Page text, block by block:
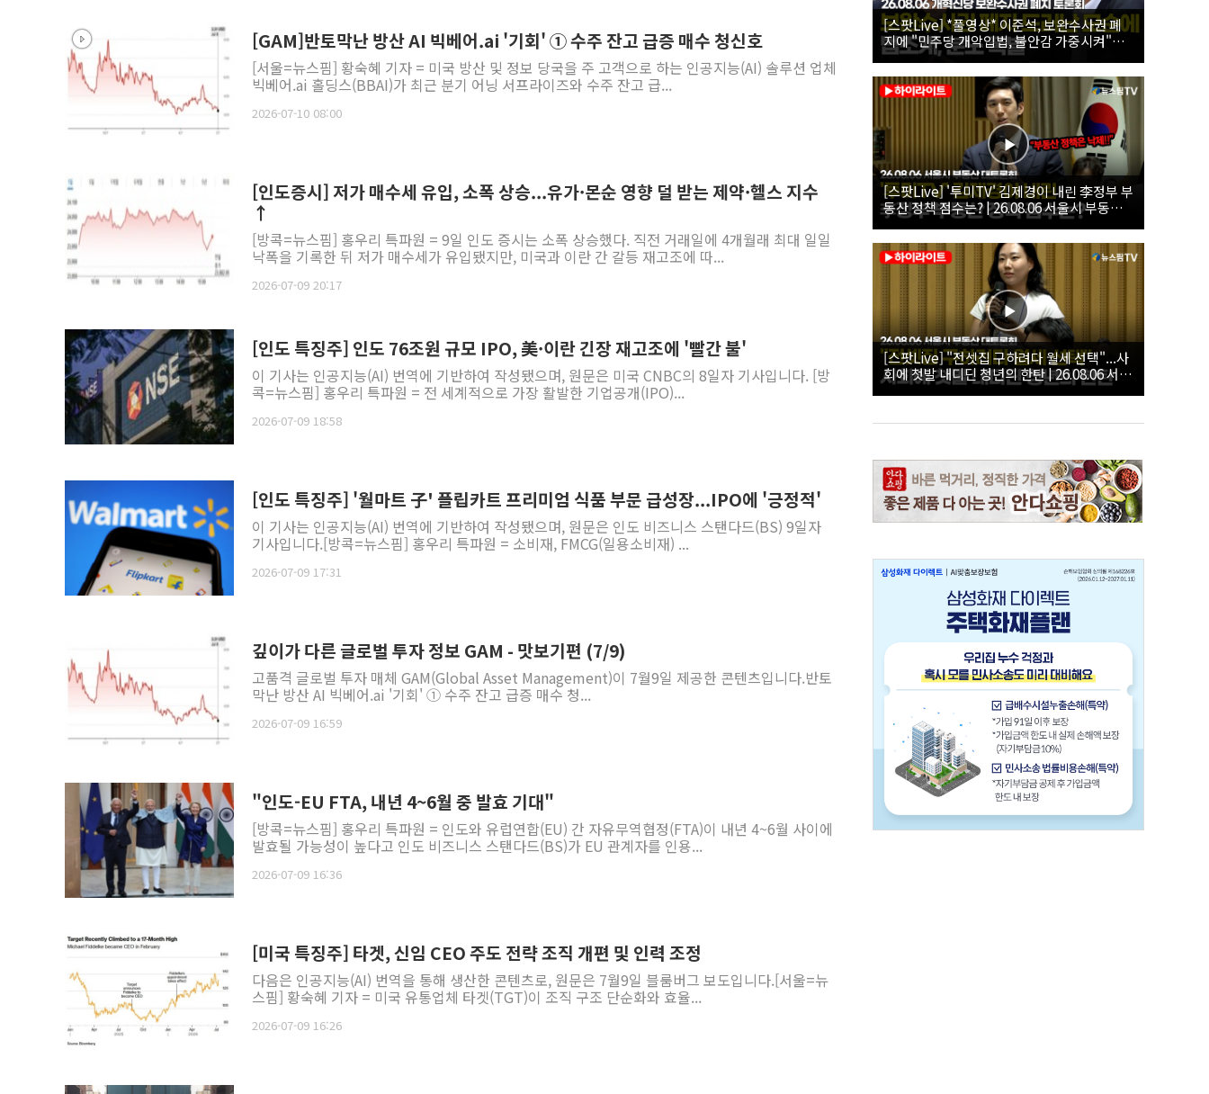
[GAM]반토막난 방산 AI 빅베어.ai '기회' ① 수주 잔고 급증 매수 청신호
[서울=뉴스핌] 황숙혜 기자 = 미국 방산 및 정보 당국을 주 고객으로 하는 인공지능(AI) 솔루션 업체
빅베어.ai 홀딩스(BBAI)가 최근 분기 어닝 서프라이즈와 수주 잔고 급...
2026-07-10 08:00
[인도증시] 저가 매수세 유입, 소폭 상승...유가·몬순 영향 덜 받는 제약·헬스 지수
↑
[방콕=뉴스핌] 홍우리 특파원 = 9일 인도 증시는 소폭 상승했다. 직전 거래일에 4개월래 최대 일일
낙폭을 기록한 뒤 저가 매수세가 유입됐지만, 미국과 이란 간 갈등 재고조에 따...
2026-07-09 20:17
[인도 특징주] 인도 76조원 규모 IPO, 美·이란 긴장 재고조에 '빨간 불'
이 기사는 인공지능(AI) 번역에 기반하여 작성됐으며, 원문은 미국 CNBC의 8일자 기사입니다. [방
콕=뉴스핌] 홍우리 특파원 = 전 세계적으로 가장 활발한 기업공개(IPO)...
2026-07-09 18:58
[인도 특징주] '월마트 子' 플립카트 프리미엄 식품 부문 급성장...IPO에 '긍정적'
이 기사는 인공지능(AI) 번역에 기반하여 작성됐으며, 원문은 인도 비즈니스 스탠다드(BS) 9일자
기사입니다.[방콕=뉴스핌] 홍우리 특파원 = 소비재, FMCG(일용소비재) ...
2026-07-09 17:31
깊이가 다른 글로벌 투자 정보 GAM - 맛보기편 (7/9)
고품격 글로벌 투자 매체 GAM(Global Asset Management)이 7월9일 제공한 콘텐츠입니다.반토
막난 방산 AI 빅베어.ai '기회' ① 수주 잔고 급증 매수 청...
2026-07-09 16:59
"인도-EU FTA, 내년 4~6월 중 발효 기대"
[방콕=뉴스핌] 홍우리 특파원 = 인도와 유럽연합(EU) 간 자유무역협정(FTA)이 내년 4~6월 사이에
발효될 가능성이 높다고 인도 비즈니스 스탠다드(BS)가 EU 관계자를 인용...
2026-07-09 16:36
[미국 특징주] 타겟, 신임 CEO 주도 전략 조직 개편 및 인력 조정
다음은 인공지능(AI) 번역을 통해 생산한 콘텐츠로, 원문은 7월9일 블룸버그 보도입니다.[서울=뉴
스핌] 황숙혜 기자 = 미국 유통업체 타겟(TGT)이 조직 구조 단순화와 효율...
2026-07-09 16:26
[스팟Live] *풀영상* 이준석, 보완수사권 폐
지에 "민주당 개악입법, 불안감 가중시켜"｜
26.08.06 개혁신당 보완수사권 폐지 토론회
[스팟Live] '투미TV' 김제경이 내린 李정부 부
동산 정책 점수는? | 26.08.06 서울시 부동산
대토론회
[스팟Live] "전셋집 구하려다 월세 선택"...사
회에 첫발 내디딘 청년의 한탄 | 26.08.06 서울
시 부동산 대토론회